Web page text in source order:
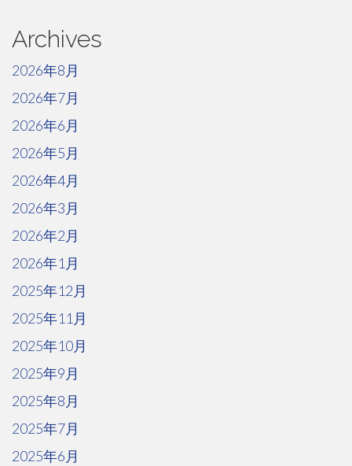
Archives
2026年8月
2026年7月
2026年6月
2026年5月
2026年4月
2026年3月
2026年2月
2026年1月
2025年12月
2025年11月
2025年10月
2025年9月
2025年8月
2025年7月
2025年6月